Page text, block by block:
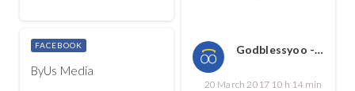
Godblessyoo - Spread love, spread the good
20 March 2017 10 h 14 min
ByUs Media
FACEBOOK